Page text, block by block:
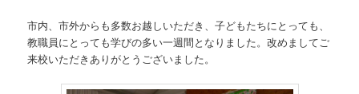
市内、市外からも多数お越しいただき、子どもたちにとっても、
教職員にとっても学びの多い一週間となりました。改めましてご
来校いただきありがとうございました。